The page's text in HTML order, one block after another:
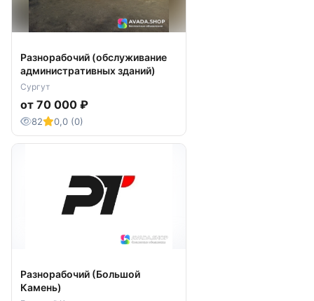
Разнорабочий (обслуживание
административных зданий)
Сургут
от 70 000 ₽
82 0,0 (0)
Разнорабочий (Большой
Камень)